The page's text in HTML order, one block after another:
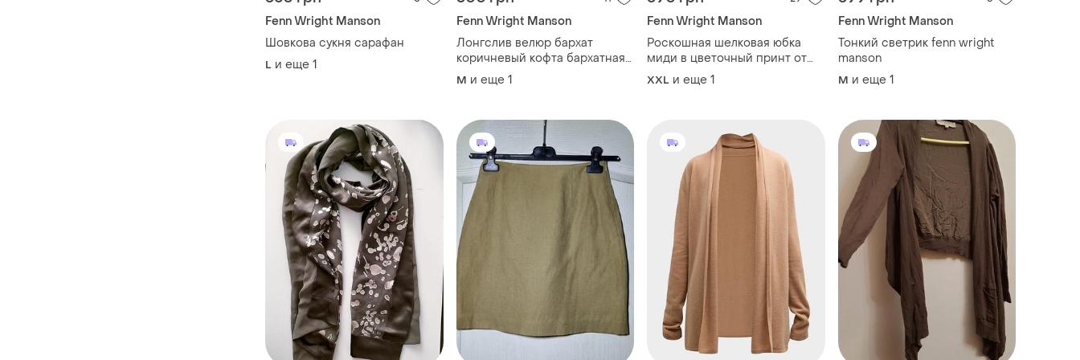
Fenn Wright Manson
Шовкова сукня сарафан
L и еще 1
Fenn Wright Manson
Лонгслив велюр бархат
коричневый кофта бархатная
велюровая коричневая гольф
гольфик реглан
M и еще 1
Fenn Wright Manson
Роскошная шелковая юбка
миди в цветочный принт от
fenn right manson
XXL и еще 1
Fenn Wright Manson
Тонкий светрик fenn wright
manson
M и еще 1